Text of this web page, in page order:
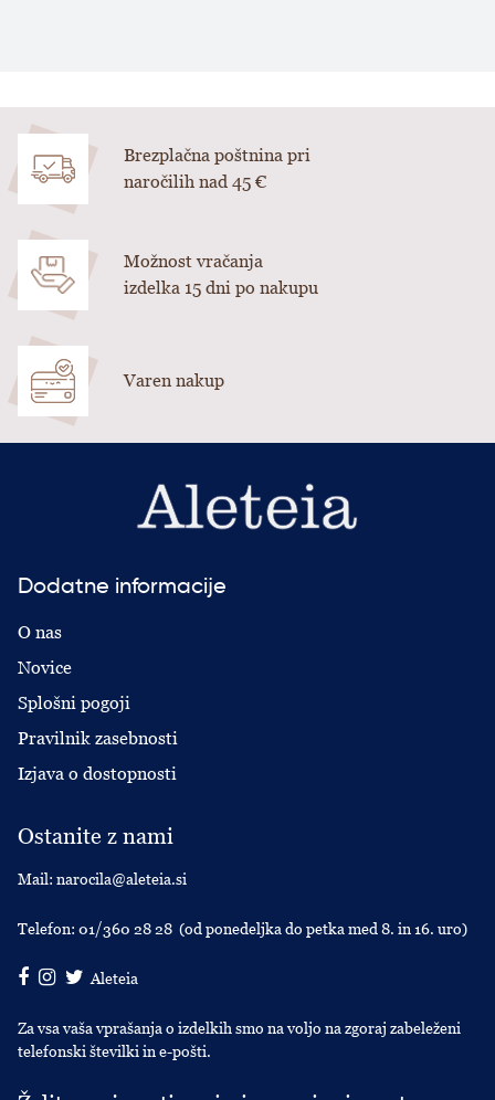
Brezplačna poštnina pri
naročilih nad 45 €
Možnost vračanja
izdelka 15 dni po nakupu
Varen nakup
Dodatne informacije
O nas
Novice
Splošni pogoji
Pravilnik zasebnosti
Izjava o dostopnosti
Ostanite z nami
Mail: narocila@aleteia.si
Telefon: 01/360 28 28 (od ponedeljka do petka med 8. in 16. uro)
Aleteia
Za vsa vaša vprašanja o izdelkih smo na voljo na zgoraj zabeleženi
telefonski številki in e-pošti.